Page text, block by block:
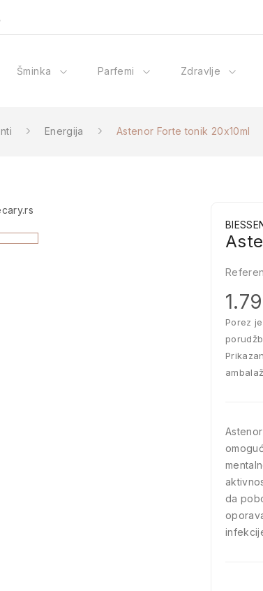
Šminka Parfemi Zdravlje
Energija Astenor Forte tonik 20x10ml
Porez
da